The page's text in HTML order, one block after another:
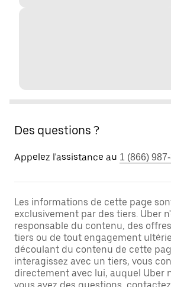
Des questions ?
Appelez l'assistance au 1 (866)
Les informations de cette page
exclusivement par des tiers. Uber
responsable du contenu, des
tiers ou de tout engagement
découlant du contenu de cette
interagissez avec un tiers, vous
directement avec lui, auquel Uber